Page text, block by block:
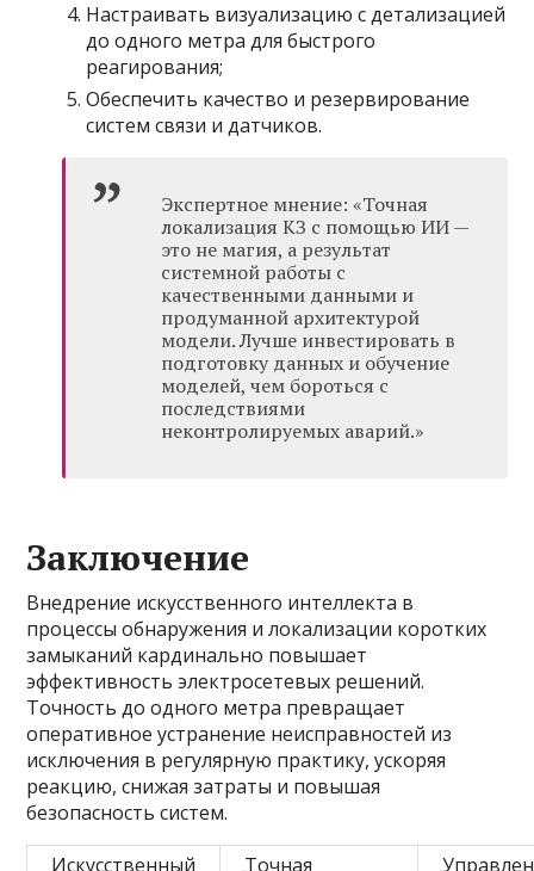
Настраивать визуализацию с детализацией
до одного метра для быстрого
реагирования;
Обеспечить качество и резервирование
систем связи и датчиков.
Экспертное мнение: «Точная
локализация КЗ с помощью ИИ —
это не магия, а результат
системной работы с
качественными данными и
продуманной архитектурой
модели. Лучше инвестировать в
подготовку данных и обучение
моделей, чем бороться с
последствиями
неконтролируемых аварий.»
Заключение
Внедрение искусственного интеллекта в
процессы обнаружения и локализации коротких
замыканий кардинально повышает
эффективность электросетевых решений.
Точность до одного метра превращает
оперативное устранение неисправностей из
исключения в регулярную практику, ускоряя
реакцию, снижая затраты и повышая
безопасность систем.
Искусственный
Точная